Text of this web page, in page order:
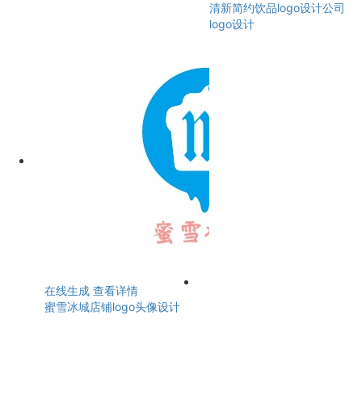
清新简约饮品logo设计公司
logo设计
在线生成 查看详情
蜜雪冰城店铺logo头像设计